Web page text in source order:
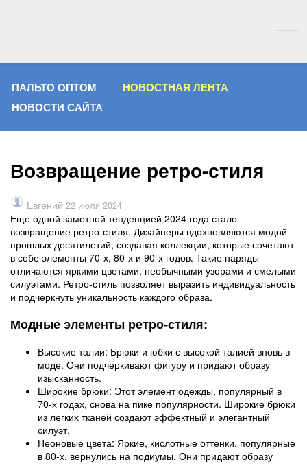
ПАЛЬТО ОПТОМ
НОВОСТНАЯ ЛЕНТА
НОВОСТИ САЙТА
Возвращение ретро-стиля
Евгений 22 июля 2024
Еще одной заметной тенденцией 2024 года стало
возвращение ретро-стиля. Дизайнеры вдохновляются модой
прошлых десятилетий, создавая коллекции, которые сочетают
в себе элементы 70-х, 80-х и 90-х годов. Такие наряды
отличаются яркими цветами, необычными узорами и смелыми
силуэтами. Ретро-стиль позволяет выразить индивидуальность
и подчеркнуть уникальность каждого образа.
Модные элементы ретро-стиля:
Высокие талии: Брюки и юбки с высокой талией вновь в
моде. Они подчеркивают фигуру и придают образу
изысканность.
Широкие брюки: Этот элемент одежды, популярный в
70-х годах, снова на пике популярности. Широкие брюки
из легких тканей создают эффектный и элегантный
силуэт.
Неоновые цвета: Яркие, кислотные оттенки, популярные
в 80-х, вернулись на подиумы. Они придают образу